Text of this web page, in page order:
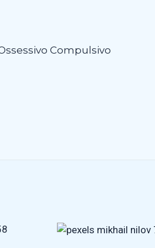
Compulsivo